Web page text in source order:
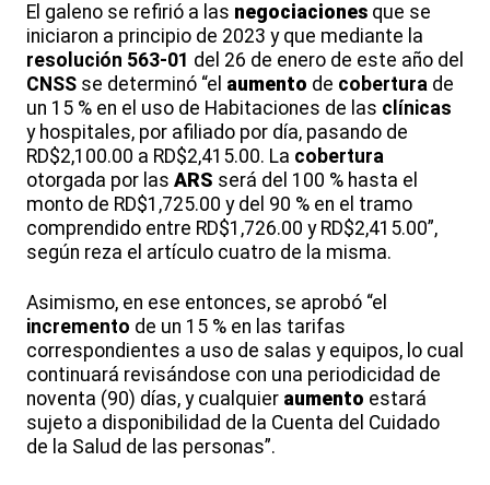
El galeno se refirió a las negociaciones que se
iniciaron a principio de 2023 y que mediante la
resolución 563-01 del 26 de enero de este año del
CNSS se determinó “el aumento de cobertura de
un 15 % en el uso de Habitaciones de las clínicas
y hospitales, por afiliado por día, pasando de
RD$2,100.00 a RD$2,415.00. La cobertura
otorgada por las ARS será del 100 % hasta el
monto de RD$1,725.00 y del 90 % en el tramo
comprendido entre RD$1,726.00 y RD$2,415.00”,
según reza el artículo cuatro de la misma.
Asimismo, en ese entonces, se aprobó “el
incremento de un 15 % en las tarifas
correspondientes a uso de salas y equipos, lo cual
continuará revisándose con una periodicidad de
noventa (90) días, y cualquier aumento estará
sujeto a disponibilidad de la Cuenta del Cuidado
de la Salud de las personas”.